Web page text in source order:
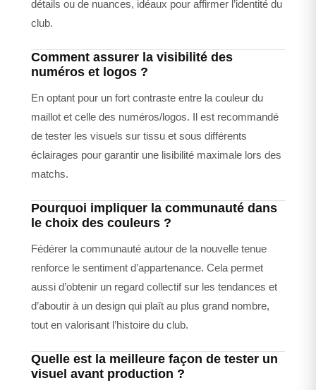
détails ou de nuances, idéaux pour affirmer l’identité du
club.
Comment assurer la visibilité des
numéros et logos ?
En optant pour un fort contraste entre la couleur du
maillot et celle des numéros/logos. Il est recommandé
de tester les visuels sur tissu et sous différents
éclairages pour garantir une lisibilité maximale lors des
matchs.
Pourquoi impliquer la communauté dans
le choix des couleurs ?
Fédérer la communauté autour de la nouvelle tenue
renforce le sentiment d’appartenance. Cela permet
aussi d’obtenir un regard collectif sur les tendances et
d’aboutir à un design qui plaît au plus grand nombre,
tout en valorisant l’histoire du club.
Quelle est la meilleure façon de tester un
visuel avant production ?